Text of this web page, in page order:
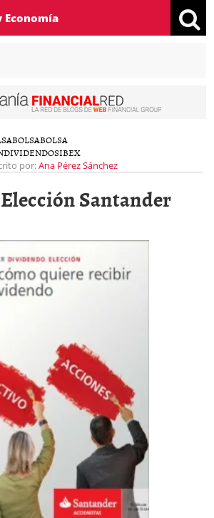
Economía
BOLSABOLSA
DIVIDENDOSIBEX
por:Ana Pérez Sánchez
Santander